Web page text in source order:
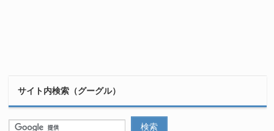
サイト内検索（グーグル）